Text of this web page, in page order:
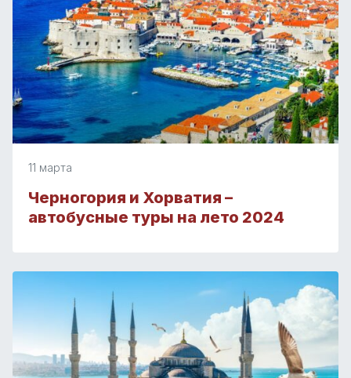
11 марта
Черногория и Хорватия –
автобусные туры на лето 2024